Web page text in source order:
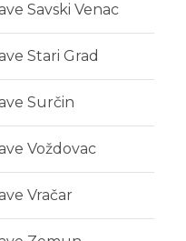
Savski Venac
Stari Grad
Surčin
Voždovac
Vračar